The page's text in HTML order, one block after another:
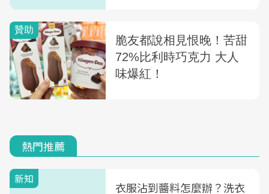
熱門推薦
新知
衣服沾到醬料怎麼辦？洗衣